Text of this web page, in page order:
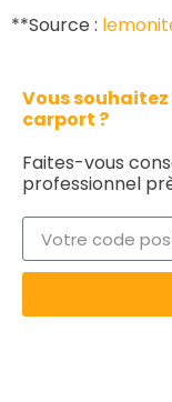
**Source :
Vous
carport ?
Faites-vous
professionnel